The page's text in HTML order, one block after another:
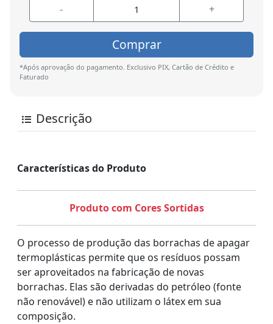
- +
Comprar
*Após aprovação do pagamento. Exclusivo PIX, Cartão de Crédito e
Faturado
Descrição
Características do Produto
Produto com Cores Sortidas
O processo de produção das borrachas de apagar
termoplásticas permite que os resíduos possam
ser aproveitados na fabricação de novas
borrachas. Elas são derivadas do petróleo (fonte
não renovável) e não utilizam o látex em sua
composição.